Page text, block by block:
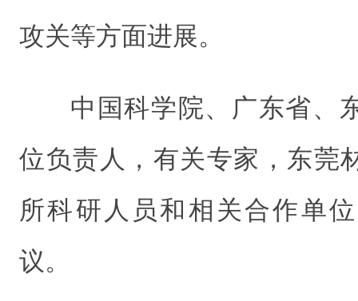
攻关等方面进展。
中国科学院、广东省、
位负责人，有关专家，东莞
所科研人员和相关合作单
议。